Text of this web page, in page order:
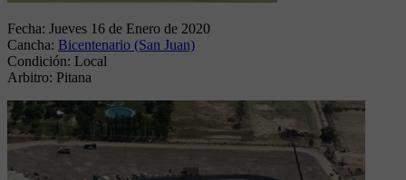
Fecha: Jueves 16 de Enero de 2020
Cancha: Bicentenario (San Juan)
Condición: Local
Arbitro: Pitana